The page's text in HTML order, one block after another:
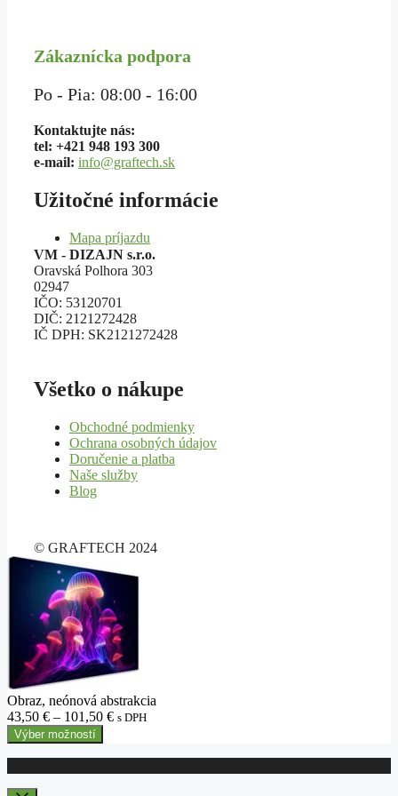
Zákaznícka podpora
Po - Pia: 08:00 - 16:00
Kontaktujte nás:
tel: +421 948 193 300
e-mail: info@graftech.sk
Užitočné informácie
Mapa príjazdu
VM - DIZAJN s.r.o.
Oravská Polhora 303
02947
IČO: 53120701
DIČ: 2121272428
IČ DPH: SK2121272428
Všetko o nákupe
Obchodné podmienky
Ochrana osobných údajov
Doručenie a platba
Naše služby
Blog
© GRAFTECH 2024
Obraz, neónová abstrakcia
43,50 € – 101,50 €Price
s DPH
Výber možností